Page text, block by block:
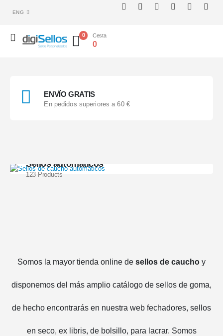
ENG
0 Cesta
0
ENVÏO GRATIS
En pedidos superiores a 60 €
Sellos automáticos
123 Products
Somos la mayor tienda online de sellos de caucho y
disponemos del más amplio catálogo de sellos de goma,
de hecho encontrarás en nuestra web fechadores, sellos
en seco, ex libris, de bolsillo, para lacrar. Somos